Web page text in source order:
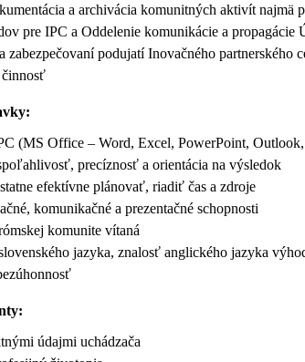
a archivácia komunitných aktivít najmä
pre IPC a Oddelenie komunikácie a propagácie
zabezpečovaní podujatí Inovačného partnerského
(MS Office – Word, Excel, PowerPoint, Outlook,
precíznosť a orientácia na výsledok
efektívne plánovať, riadiť čas a zdroje
komunikačné a prezentačné schopnosti
komunite vítaná
jazyka, znalosť anglického jazyka
údajmi uchádzača